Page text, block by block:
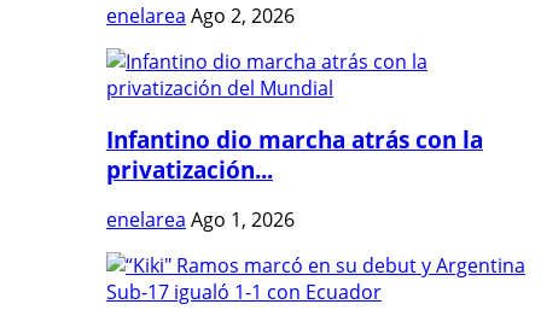
enelarea Ago 2, 2026
Infantino dio marcha atrás con la
privatización...
enelarea Ago 1, 2026